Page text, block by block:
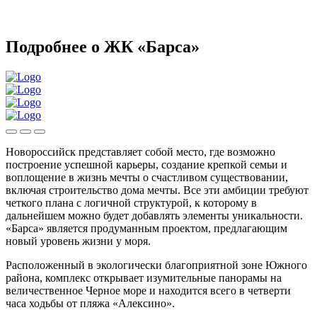
Подробнее о ЖК «Барса»
Новороссийск представляет собой место, где возможно
построение успешной карьеры, создание крепкой семьи и
воплощение в жизнь мечты о счастливом существовании,
включая строительство дома мечты. Все эти амбиции требуют
четкого плана с логичной структурой, к которому в
дальнейшем можно будет добавлять элементы уникальности.
«Барса» является продуманным проектом, предлагающим
новый уровень жизни у моря.
Расположенный в экологически благоприятной зоне Южного
района, комплекс открывает изумительные панорамы на
величественное Черное море и находится всего в четверти
часа ходьбы от пляжа «Алексино».